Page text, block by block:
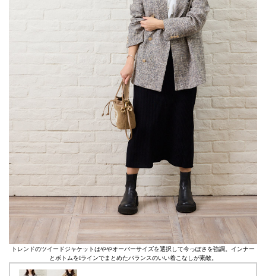
トレンドのツイードジャケットはややオーバーサイズを選択して今っぽさを強調。インナー
とボトムをIラインでまとめたバランスのいい着こなしが素敵。